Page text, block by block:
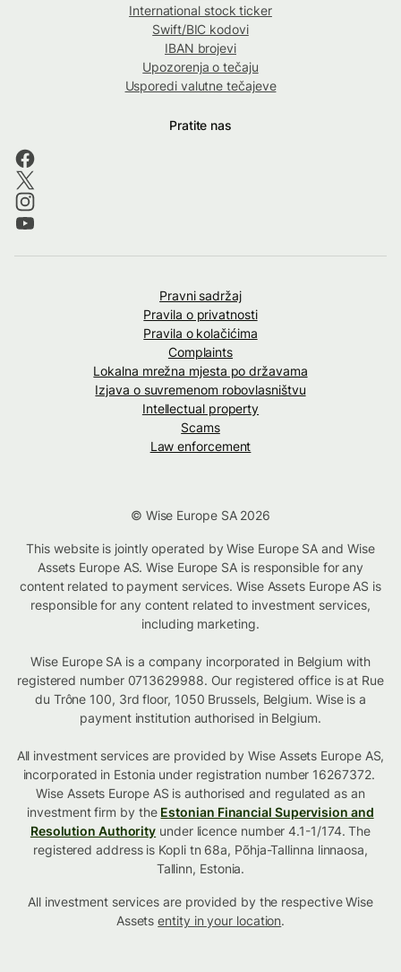
International stock ticker
Swift/BIC kodovi
IBAN brojevi
Upozorenja o tečaju
Usporedi valutne tečajeve
Pratite nas
Pravni sadržaj
Pravila o privatnosti
Pravila o kolačićima
Complaints
Lokalna mrežna mjesta po državama
Izjava o suvremenom robovlasništvu
Intellectual property
Scams
Law enforcement
© Wise Europe SA 2026
This website is jointly operated by Wise Europe SA and Wise
Assets Europe AS. Wise Europe SA is responsible for any
content related to payment services. Wise Assets Europe AS is
responsible for any content related to investment services,
including marketing.
Wise Europe SA is a company incorporated in Belgium with
registered number 0713629988. Our registered office is at Rue
du Trône 100, 3rd floor, 1050 Brussels, Belgium. Wise is a
payment institution authorised in Belgium.
All investment services are provided by Wise Assets Europe AS,
incorporated in Estonia under registration number 16267372.
Wise Assets Europe AS is authorised and regulated as an
investment firm by the Estonian Financial Supervision and
Resolution Authority under licence number 4.1-1/174. The
registered address is Kopli tn 68a, Põhja-Tallinna linnaosa,
Tallinn, Estonia.
All investment services are provided by the respective Wise
Assetsentity in your location.